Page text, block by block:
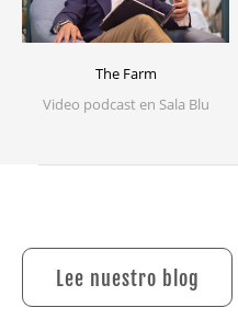
The Farm
Video podcast en Sala Blu
Lee nuestro blog